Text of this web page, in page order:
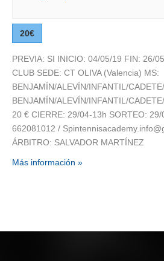
20€
PREVIA: SI INICIO: 04/05/19 FIN: 26/
CLUB SEDE: CT OLIVA (Valencia) MS:
BENJAMÍN/ALEVÍN/INFANTIL/
BENJAMÍN/ALEVÍN/INFANTIL/
20 € CIERRE: 29/04-13h SORTEO:
662081012 /
ÁRBITRO: SALVADOR MARTÍNEZ
Más información »